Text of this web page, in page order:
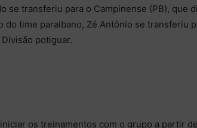
se transferiu para o Campinense (PB), que
do time paraibano, Zé Antônio se transferiu
potiguar.
os treinamentos com o grupo a partir